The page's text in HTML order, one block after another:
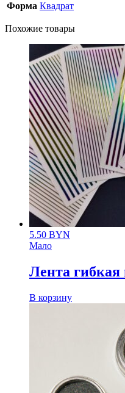
Форма Квадрат
Похожие товары
5.50 BYN
Мало
Лента гибкая
В корзину